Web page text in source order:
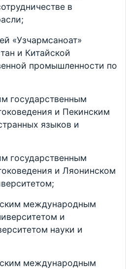
в
«Узчармсаноат»
и Китайской
промышленности по
государственным
и Пекинским
языков и
государственным
и Ляонинском
международным
и
науки и
международным